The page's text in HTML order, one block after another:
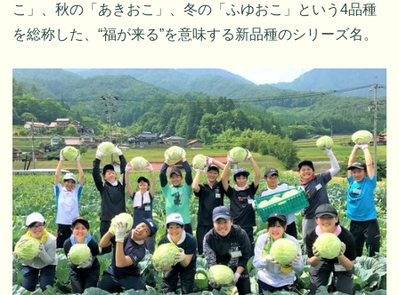
こ」、秋の「あきおこ」、冬の「ふゆおこ」という4品種
を総称した、“福が来る”を意味する新品種のシリーズ名。